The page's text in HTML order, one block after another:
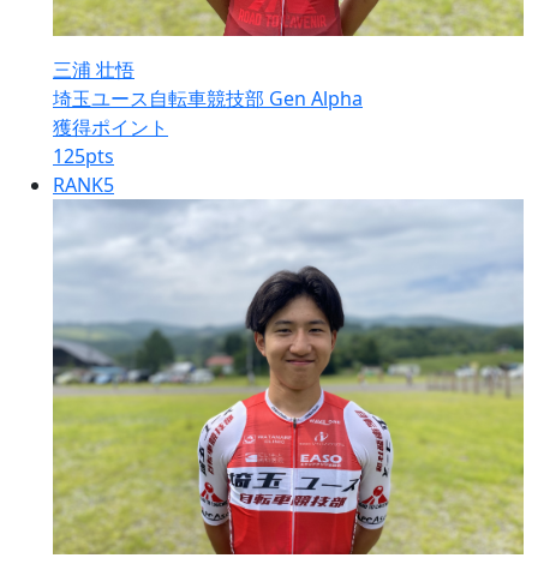
三浦 壮悟
埼玉ユース自転車競技部 Gen Alpha
獲得ポイント
125pts
RANK5